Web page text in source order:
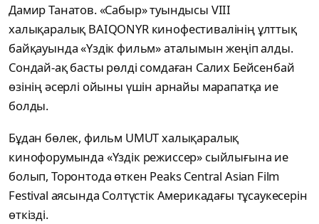
Дамир Танатов. «Сабыр» туындысы VIII
халықаралық BAIQONYR кинофестивалінің ұлттық
байқауында «Үздік фильм» аталымын жеңіп алды.
Сондай-ақ басты рөлді сомдаған Салих Бейсенбай
өзінің әсерлі ойыны үшін арнайы марапатқа ие
болды.
Бұдан бөлек, фильм UMUT халықаралық
кинофорумында «Үздік режиссер» сыйлығына ие
болып, Торонтода өткен Peaks Central Asian Film
Festival аясында Солтүстік Америкадағы тұсаукесерін
өткізді.